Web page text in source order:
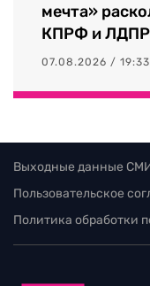
мечта»
КПРФ и ЛДПР
07.08.2026 / 19:33
Выходные данные СМИ
Пользовательское
Политика обработки